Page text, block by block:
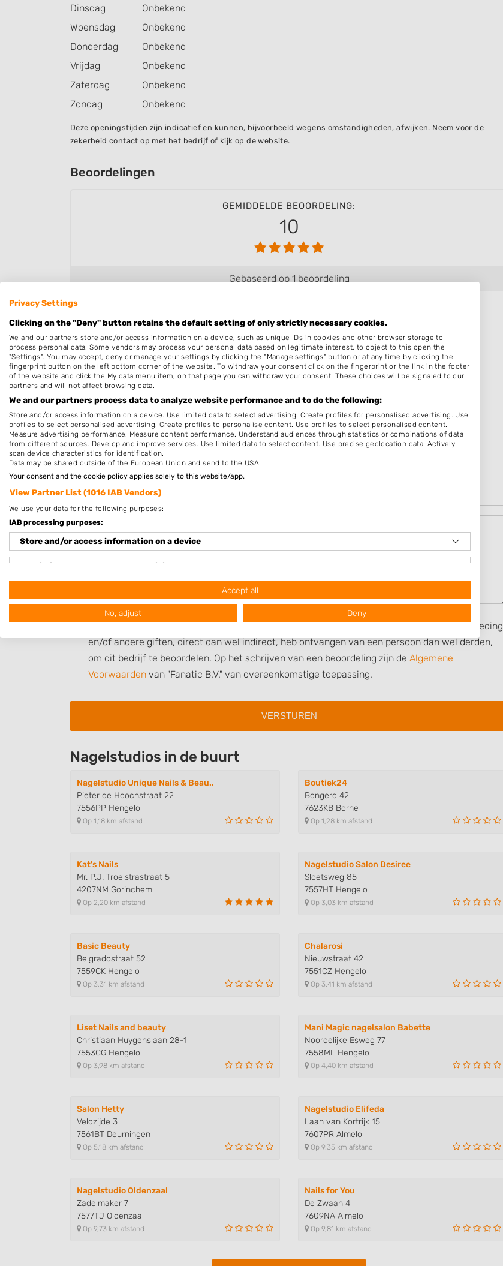
Dinsdag
Onbekend
Woensdag
Onbekend
Donderdag
Onbekend
Vrijdag
Onbekend
Zaterdag
Onbekend
Zondag
Onbekend
Deze openingstijden zijn indicatief en kunnen, bijvoorbeeld wegens omstandigheden, afwijken. Neem voor de
zekerheid contact op met het bedrijf of kijk op de website.
Beoordelingen
GEMIDDELDE BEOORDELING:
10
Gebaseerd op 1 beoordeling
Georgina
12-01-2020, 11:35
Super Service, nagels & prijs!
tot gauw!
xxx Georgina
Beoordeel Unique nails & beauty hengelo
Uw beoordeling:
Hierbij bevestig ik dat de review is gebaseerd op mijn eigen ervaring en ik heb geen vergoeding
en/of andere giften, direct dan wel indirect, heb ontvangen van een persoon dan wel derden,
om dit bedrijf te beoordelen. Op het schrijven van een beoordeling zijn de Algemene
Voorwaarden van "Fanatic B.V." van overeenkomstige toepassing.
Nagelstudios in de buurt
Nagelstudio Unique Nails & Beau..
Pieter de Hoochstraat 22
7556PP Hengelo
Op 1,18 km afstand
Boutiek24
Bongerd 42
7623KB Borne
Op 1,28 km afstand
Kat's Nails
Mr. P.J. Troelstrastraat 5
4207NM Gorinchem
Op 2,20 km afstand
Nagelstudio Salon Desiree
Sloetsweg 85
7557HT Hengelo
Op 3,03 km afstand
Basic Beauty
Belgradostraat 52
7559CK Hengelo
Op 3,31 km afstand
Chalarosi
Nieuwstraat 42
7551CZ Hengelo
Op 3,41 km afstand
Liset Nails and beauty
Christiaan Huygenslaan 28-1
7553CG Hengelo
Op 3,98 km afstand
Mani Magic nagelsalon Babette
Noordelijke Esweg 77
7558ML Hengelo
Op 4,40 km afstand
Salon Hetty
Veldzijde 3
7561BT Deurningen
Op 5,18 km afstand
Nagelstudio Elifeda
Laan van Kortrijk 15
7607PR Almelo
Op 9,35 km afstand
Nagelstudio Oldenzaal
Zadelmaker 7
7577TJ Oldenzaal
Op 9,73 km afstand
Nails for You
De Zwaan 4
7609NA Almelo
Op 9,81 km afstand
Privacy Settings
Clicking on the "Deny" button retains the default setting of only strictly necessary cookies.
We and our partners store and/or access information on a device, such as unique IDs in cookies and other browser storage to
process personal data. Some vendors may process your personal data based on legitimate interest, to object to this open the
"Settings". You may accept, deny or manage your settings by clicking the "Manage settings" button or at any time by clicking the
fingerprint button on the left bottom corner of the website. To withdraw your consent click on the fingerprint or the link in the footer
of the website and click the My data menu item, on that page you can withdraw your consent. These choices will be signaled to our
partners and will not affect browsing data.
We and our partners process data to analyze website performance and to do the following:
Store and/or access information on a device. Use limited data to select advertising. Create profiles for personalised advertising. Use
profiles to select personalised advertising. Create profiles to personalise content. Use profiles to select personalised content.
Measure advertising performance. Measure content performance. Understand audiences through statistics or combinations of data
from different sources. Develop and improve services. Use limited data to select content. Use precise geolocation data. Actively
scan device characteristics for identification.
Data may be shared outside of the European Union and send to the USA.
Your consent and the cookie policy applies solely to this website/app.
View Partner List (1016 IAB Vendors)
We use your data for the following purposes:
IAB processing purposes:
Store and/or access information on a device
Use limited data to select advertising
Use profiles to select personalised advertising
Create profiles to personalise content
Use profiles to select personalised content
Use limited data to select content
IAB Special Features:
Identify devices based on information actively requested
Non-IAB processing purposes:
Accept all
No, adjust Deny